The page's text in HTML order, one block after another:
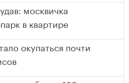
москвичка
в квартире
окупаться почти